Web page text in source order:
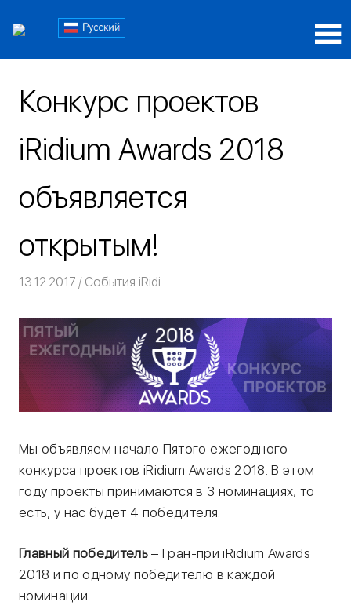
содержимому
Блог
Конкурс проектов
iRidium Awards 2018
объявляется
открытым!
13.12.2017 Команда iRidium mobile
События iRidi
Мы объявляем начало Пятого ежегодного
конкурса проектов iRidium Awards 2018. В этом
году проекты принимаются в 3 номинациях, то
есть, у нас будет 4 победителя.
Главный победитель – Гран-при iRidium Awards
2018 и по одному победителю в каждой
номинации.